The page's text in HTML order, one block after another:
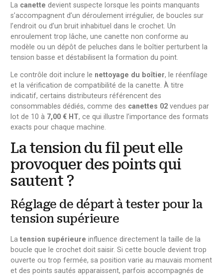
La canette devient suspecte lorsque les points manquants
s’accompagnent d’un déroulement irrégulier, de boucles sur
l’endroit ou d’un bruit inhabituel dans le crochet. Un
enroulement trop lâche, une canette non conforme au
modèle ou un dépôt de peluches dans le boîtier perturbent la
tension basse et déstabilisent la formation du point.
Le contrôle doit inclure le nettoyage du boîtier, le réenfilage
et la vérification de compatibilité de la canette. À titre
indicatif, certains distributeurs référencent des
consommables dédiés, comme des canettes 02 vendues par
lot de 10 à 7,00 € HT, ce qui illustre l’importance des formats
exacts pour chaque machine.
La tension du fil peut elle
provoquer des points qui
sautent ?
Réglage de départ à tester pour la
tension supérieure
Latension supérieure influence directement la taille de la
boucle que le crochet doit saisir. Si cette boucle devient trop
ouverte ou trop fermée, sa position varie au mauvais moment
et des points sautés apparaissent, parfois accompagnés de